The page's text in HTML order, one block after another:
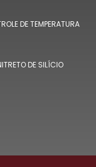
DE TEMPERATURA
DE SILÍCIO